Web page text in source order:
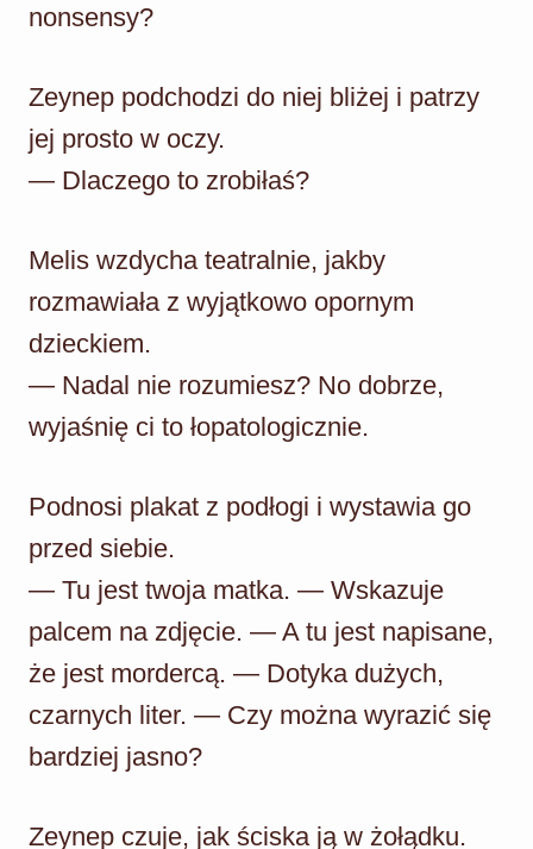
nonsensy?
Zeynep podchodzi do niej bliżej i patrzy
jej prosto w oczy.
— Dlaczego to zrobiłaś?
Melis wzdycha teatralnie, jakby
rozmawiała z wyjątkowo opornym
dzieckiem.
— Nadal nie rozumiesz? No dobrze,
wyjaśnię ci to łopatologicznie.
Podnosi plakat z podłogi i wystawia go
przed siebie.
— Tu jest twoja matka. — Wskazuje
palcem na zdjęcie. — A tu jest napisane,
że jest mordercą. — Dotyka dużych,
czarnych liter. — Czy można wyrazić się
bardziej jasno?
Zeynep czuje, jak ściska ją w żołądku.